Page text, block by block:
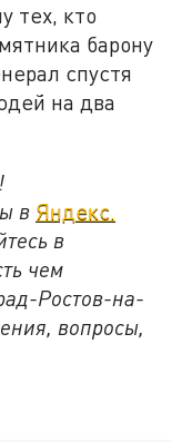
тех, кто
барону
спустя
на два
в Яндекс.
в
чем
Ростов-на-
вопросы,